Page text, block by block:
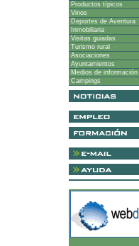
Productos típicos
Vinos
Deportes de Aventura
Inmobiliaria
Visitas guiadas
Turismo rural
Asociaciones
Ayuntamientos
Medios de información
Campings